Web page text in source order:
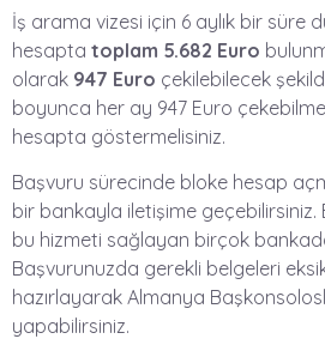
İş arama vizesi için 6 aylık bir süre
hesapta toplam 5.682 Euro
olarak 947 Euro çekilebilecek
boyunca her ay 947 Euro
hesapta göstermelisiniz.
Başvuru sürecinde bloke hesap
bir bankayla iletişime geçebilirsiniz.
bu hizmeti sağlayan birçok
Başvurunuzda gerekli belgeleri
hazırlayarak Almanya
yapabilirsiniz.